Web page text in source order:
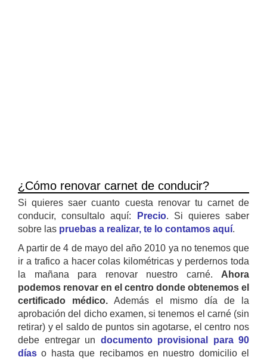
¿Cómo renovar carnet de conducir?
Si quieres saer cuanto cuesta renovar tu carnet de
conducir, consultalo aquí:
Precio. Si quieres saber
sobre las pruebas a realizar, te lo contamos aquí.
A partir de 4 de mayo del año 2010 ya no tenemos que
ir a trafico a hacer colas kilométricas y perdernos toda
la mañana para renovar nuestro carné. Ahora
podemos renovar en el centro donde obtenemos el
certificado médico. Además el mismo día de la
aprobación del dicho examen, si tenemos el carné (sin
retirar) y el saldo de puntos sin agotarse, el centro nos
debe entregar un documento provisional para 90
días o hasta que recibamos en nuestro domicilio el